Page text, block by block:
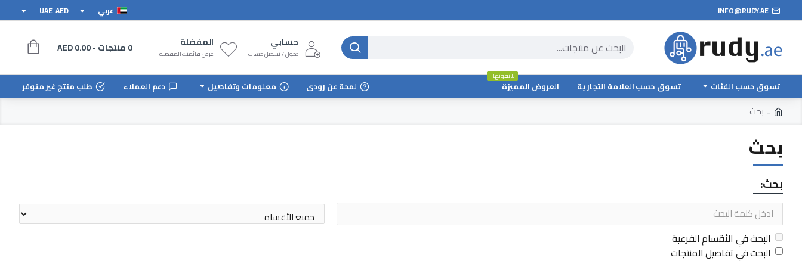
INFO@RUDY.AE عربي AED
UAE
حسابي
دخول / تسجيل حساب
المفضلة
عرض قائمتك المفضلة 0 منتجات - AED 0.00
تسوق حسب الفئات تسوق حسب العلامة التجارية العروض المميزة
لا تفوتها !
لمحة عن رودي معلومات وتفاصيل دعم العملاء طلب منتج غير متوفر
بحث
بحث
بحث:
البحث في الأقسام الفرعية
البحث في تفاصيل المنتجات